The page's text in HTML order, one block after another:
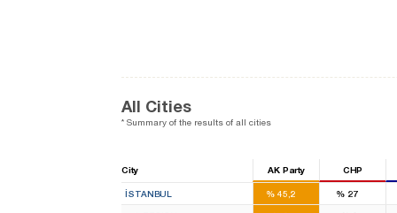
All Cities
* Summary of the results of all cities
City AK Party CHP
İSTANBUL %45,2
39
% 27
22
13